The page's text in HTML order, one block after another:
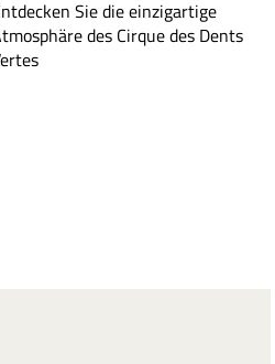
Sie die einzigartige
des Cirque des Dents